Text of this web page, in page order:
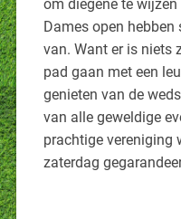
om diegene te wijzen
Dames open
van. Want er is niets
pad gaan met een
genieten van de
van alle geweldige
prachtige vereniging
zaterdag